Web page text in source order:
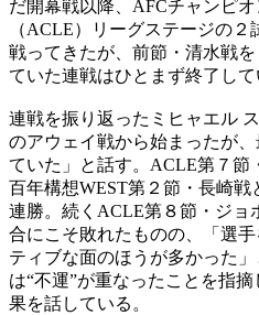
だ開幕戦以降、AFCチャンピ
（ACLE）リーグステージの
戦ってきたが、前節・清水戦
ていた連戦はひとまず終了して
連戦を振り返ったミヒャエル
のアウェイ戦から始まったが
ていた」と話す。ACLE第７節
百年構想WEST第２節・長崎
連勝。続くACLE第８節・ジョ
合にこそ敗れたものの、「選
ティブな面のほうが多かった
は“不運”が重なったことを指
果を話している。